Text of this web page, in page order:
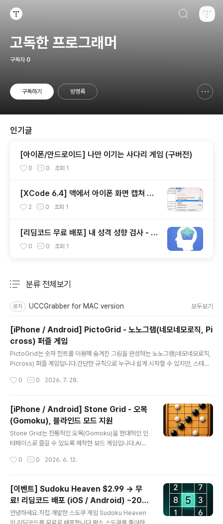
고독한 프로그래머
구독자 0
구독하기 방명록
인기글
[아이폰/안드로이드] 나만 이기는 사다리 게임 (구버전)
0 0 조회 1
[XCode 6.4] 맥에서 아이폰 화면 캡쳐 방
법 (png)
2 0 조회 1
[리딤코드 무료 배포] 내 성격 성향 검사 - Bi
g Five, MBTI 앱 (iOS / Android)
0 0 조회 1
분류 전체보기
공지 UCCGrabber for MAC version 모두보기
[iPhone / Android] PictoGrid - 노노그램(네모네모로직, Pi
cross) 퍼즐 게임
PictoGrid는 숫자 힌트를 이용해 숨겨진 그림을 완성하는 노노그램(네모네모로직,
Picross) 퍼즐 게임입니다.간단한 규칙으로 누구나 쉽게 시작할 수 있지만, 스테이
즐을 모두 완성하면 흑백으로 풀던 퍼즐이 아름다운 컬러 일러스트로 완성되어 또 다
이도의 스테이지를 준비했습니다.🎨 노노그램(픽크로스)이란?노노그램(Nonogra
m)은 행과 열에 표시된 숫자를 단서로 칸을 채워 숨겨진 그림을 완성하는 퍼즐입니
다.PictoGrid에서는 숫자를 이용해 퍼즐을 해결하고, 클리어하면 완성된 그림을 컬
러 일러스트로 감상할 수 있습니다.동물, 음식, 사물..
0 0 2026. 7. 28.
[iPhone / Android] Stone Grid - 오목
(Gomoku), 블라인드 모드 지원
Stone Grid는 전통적인 오목(Gomoku)을 현대적인 인
터페이스로 즐길 수 있도록 제작한 보드 게임입니다.AI와
만 아니라 Stone Grid만의 특별한 기능인 블라인드 모드
연의 재미에 집중하여 개발했습니다.🎮 오목(Gomoku)
이란?오목은 흑과 백이 번갈아 돌을 놓아 가로, 세로, 대각
선 방향으로 먼저 5개의 돌을 연결하면 승리하는 전략 보
드 게임입니다.규칙은 간단하지만 상대의 수를 예측하고
0 0 2026. 6. 12.
[이벤트] Sudoku Heaven $2.99 → 무
료! 리딤코드 배포 (iOS / Android) ~202
6년 6월 30일까지
안녕하세요.직접 개발한 스도쿠 게임 Sudoku Heaven